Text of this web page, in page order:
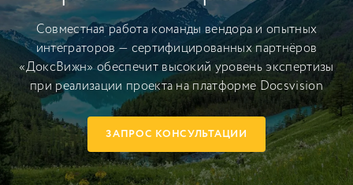
Совместная работа команды вендора и опытных
интеграторов — сертифицированных партнёров
«ДоксВижн» обеспечит высокий уровень экспертизы
при реализации проекта на платформе Docsvision
ЗАПРОС КОНСУЛЬТАЦИИ